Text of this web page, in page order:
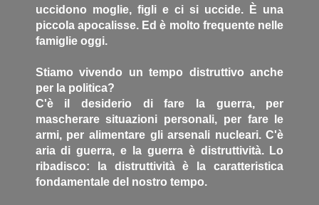
uccidono moglie, figli e ci si uccide. È una
piccola apocalisse. Ed è molto frequente nelle
famiglie oggi.
Stiamo vivendo un tempo distruttivo anche
per la politica?
C'è il desiderio di fare la guerra, per
mascherare situazioni personali, per fare le
armi, per alimentare gli arsenali nucleari. C'è
aria di guerra, e la guerra è distruttività. Lo
ribadisco: la distruttività è la caratteristica
fondamentale del nostro tempo.